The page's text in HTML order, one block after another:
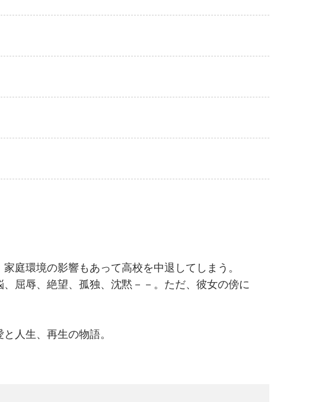
庭環境の影響もあって高校を中退してしまう。
屈辱、絶望、孤独、沈黙－－。ただ、彼女の傍に
人生、再生の物語。